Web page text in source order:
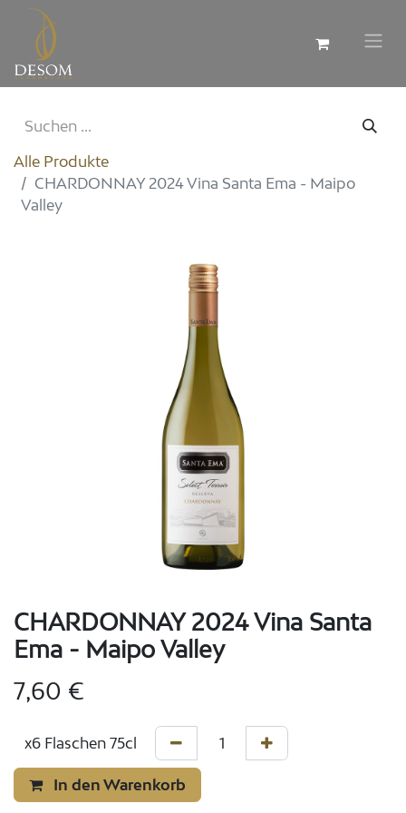
Alle Produkte
CHARDONNAY 2024 Vina Santa Ema - Maipo
Valley
CHARDONNAY 2024 Vina Santa
Ema - Maipo Valley
7,60 €
In den Warenkorb